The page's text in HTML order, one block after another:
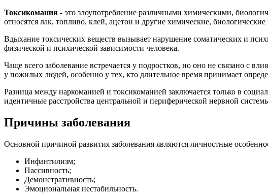
Токсикомания - это злоупотребление различными химическими,
относятся лак, топливо, клей, ацетон и другие химические, биологические
Вдыхание токсических веществ вызывает нарушение соматических и
физической и психической зависимости человека.
Чаще всего заболевание встречается у подростков, но оно не связано с
у пожилых людей, особенно у тех, кто длительное время принимает
Разница между наркоманией и токсикоманией заключается только в
идентичные расстройства центральной и периферической нервной
Причины заболевания
Основной причиной развития заболевания являются личностные
Инфантилизм;
Пассивность;
Демонстративность;
Эмоциональная нестабильность.